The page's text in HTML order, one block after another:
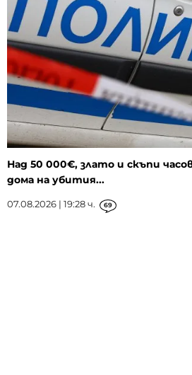
Над 50 000€, злато и скъпи
дома на убития...
07.08.2026 | 19:28 ч. 69